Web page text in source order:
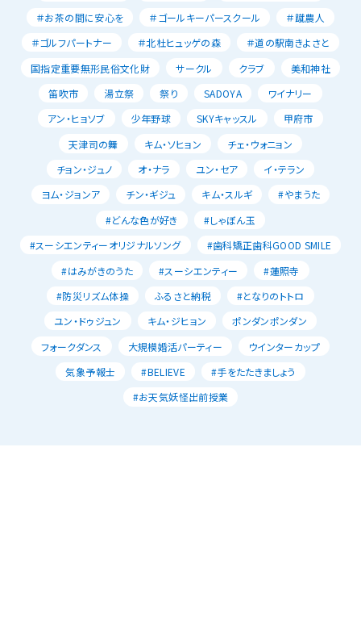
＃お茶の間に安心を
＃ゴールキーパースクール
＃蹴農人
＃ゴルフパートナー
＃北杜ヒュッゲの森
＃道の駅南きよさと
国指定重要無形民俗文化財
サークル クラブ
美和神社
笛吹市
湯立祭 祭り SADOYA
ワイナリー
アン・ヒョソブ
少年野球 SKYキャッスル
甲府市
天津司の舞
キム・ソヒョン
チェ・ウォニョン
チョン・ジュノ
オ・ナラ ユン・セア
イ・テラン
ヨム・ジョンア
チン・ギジュ キム・スルギ
#やまうた
#どんな色が好き
#しゃぼん玉
#スーシエンティーオリジナルソング
#歯科矯正歯科GOOD SMILE
#はみがきのうた
#スーシエンティー
#蓮照寺
#防災リズム体操
ふるさと納税
#となりのトトロ
ユン・ドゥジュン
キム・ジヒョン
ポンダンポンダン
フォークダンス
大規模婚活パーティー
ウインターカップ
気象予報士
#BELIEVE
#手をたたきましょう
#お天気妖怪出前授業